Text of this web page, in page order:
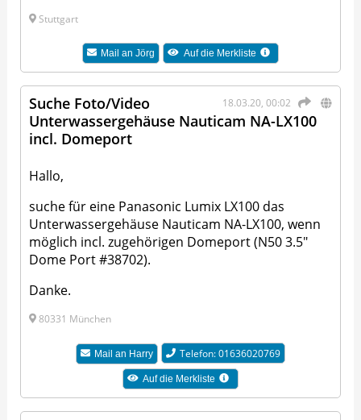
Stuttgart
Mail anJörg Auf die Merkliste
18.03.20, 00:02
Suche Foto/Video
Unterwassergehäuse Nauticam NA-LX100
incl. Domeport
Hallo,
suche für eine Panasonic Lumix LX100 das
Unterwassergehäuse Nauticam NA-LX100, wenn
möglich incl. zugehörigen Domeport (N50 3.5"
Dome Port #38702).
Danke.
80331 München
Mail an Harry Telefon: 01636020769
Auf die Merkliste